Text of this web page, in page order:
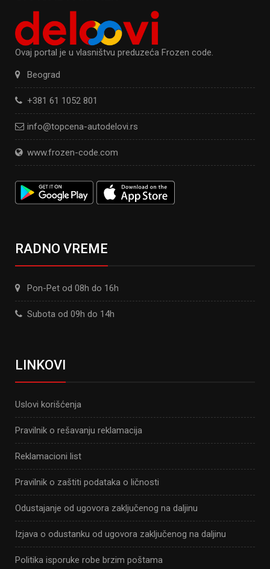
Ovaj portal je u vlasništvu preduzeća Frozen code.
Beograd
+381 61 1052 801
info@topcena-autodelovi.rs
www.frozen-code.com
RADNO VREME
Pon-Pet od 08h do 16h
Subota od 09h do 14h
LINKOVI
Uslovi korišćenja
Pravilnik o rešavanju reklamacija
Reklamacioni list
Pravilnik o zaštiti podataka o ličnosti
Odustajanje od ugovora zaključenog na daljinu
Izjava o odustanku od ugovora zaključenog na daljinu
Politika isporuke robe brzim poštama